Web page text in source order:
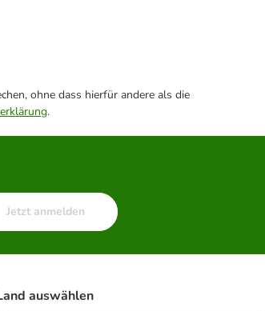
ohne dass hierfür andere als die
.
Jetzt anmelden
auswählen